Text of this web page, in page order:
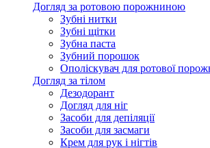
Догляд за ротовою порожниною
Зубні нитки
Зубні щітки
Зубна паста
Зубний порошок
Ополіскувач для ротової
Догляд за тілом
Дезодорант
Догляд для ніг
Засоби для депіляції
Засоби для засмаги
Крем для рук і нігтів